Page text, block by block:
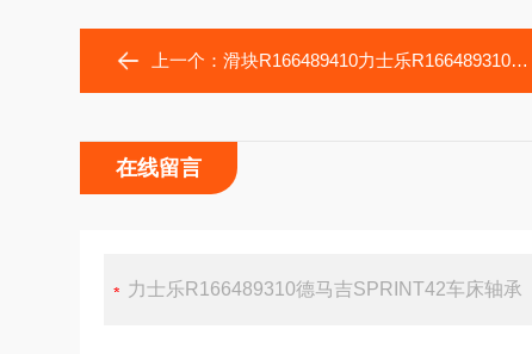
上一个：滑块R166489410力士乐R166489310德马吉SPRINT42车床轴承
在线留言